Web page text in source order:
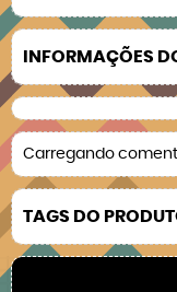
INFORMAÇÕES
Carregando
TAGS DO